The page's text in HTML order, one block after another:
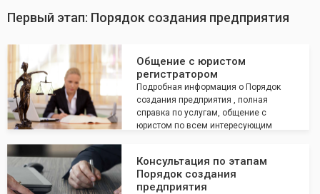
Первый этап: Порядок создания предприятия
Общение с юристом
регистратором
Подробная информация о Порядок
создания предприятия , полная
справка по услугам, общение с
юристом по всем интересующим
Консультация по этапам
Порядок создания
предприятия